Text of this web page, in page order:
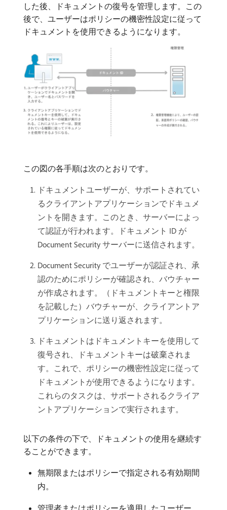
した後、ドキュメントの復号を管理します。この
後で、ユーザーはポリシーの機密性設定に従って
ドキュメントを使用できるようになります。
この図の各手順は次のとおりです。
ドキュメントユーザーが、サポートされてい
るクライアントアプリケーションでドキュメ
ントを開きます。このとき、サーバーによっ
て認証が行われます。ドキュメント ID が
Document Security サーバーに送信されます。
Document Security でユーザーが認証され、承
認のためにポリシーが確認され、バウチャー
が作成されます。（ドキュメントキーと権限
を記載した）バウチャーが、クライアントア
プリケーションに送り返されます。
ドキュメントはドキュメントキーを使用して
復号され、ドキュメントキーは破棄されま
す。これで、ポリシーの機密性設定に従って
ドキュメントが使用できるようになります。
これらのタスクは、サポートされるクライア
ントアプリケーションで実行されます。
以下の条件の下で、ドキュメントの使用を継続す
ることができます。
無期限またはポリシーで指定される有効期間
内。
管理者またはポリシーを適用したユーザー